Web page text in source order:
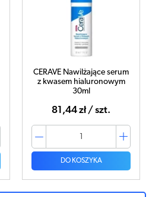
CERAVE Nawilżające serum
z kwasem hialuronowym
30ml
81,44 zł / szt.
DO KOSZYKA